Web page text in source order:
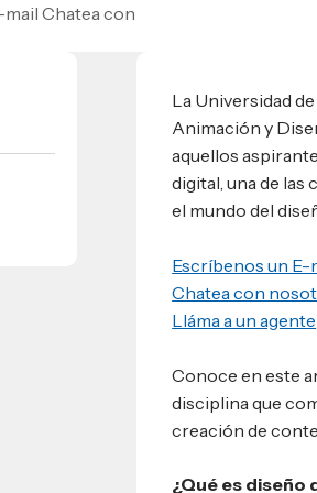
Honduras, C.A.
Chatea con
La Universidad
Animación y
aquellos
digital, una de las
el mundo del
Escríbenos un E-
Chatea con
Lláma a un agente
Conoce en este
disciplina que
creación de
¿Qué es diseño